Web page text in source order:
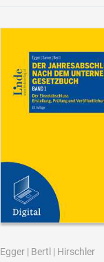
Egger | Bertl | Hirschler